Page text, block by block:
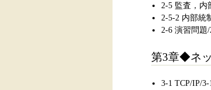
2-5 監査，内
2-5-2 内部統
2-6 演習問題
第3章◆ネ
3-1 TCP/IP/